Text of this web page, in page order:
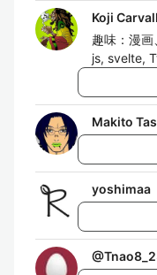
Koji
趣味：漫
js, svelte,
Makito
yoshimaa
@